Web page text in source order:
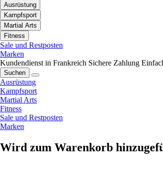
Ausrüstung
Kampfsport
Martial Arts
Fitness
Sale und Restposten
Marken
Kundendienst in Frankreich Sichere Zahlung
Suchen
Ausrüstung
Kampfsport
Martial Arts
Fitness
Sale und Restposten
Marken
Wird zum Warenkorb